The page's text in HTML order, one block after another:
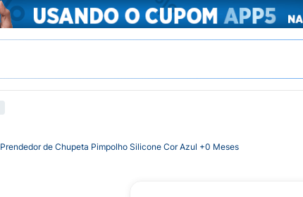
Prendedor de Chupeta Pimpolho Silicone Cor Azul +0 Meses